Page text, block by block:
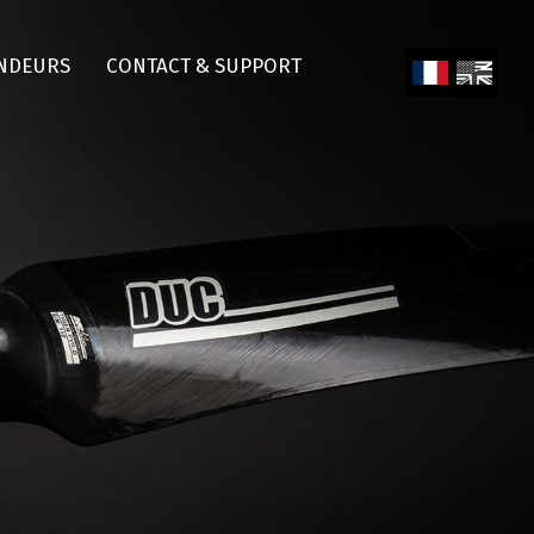
CONTACT & SUPPORT
Engl